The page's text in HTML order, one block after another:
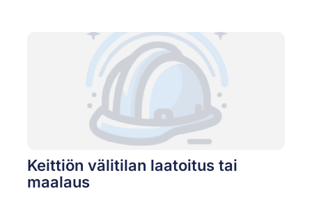
Keittiön välitilan laatoitus tai
maalaus